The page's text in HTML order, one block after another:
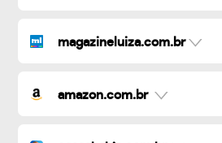
magazineluiza.com.br
amazon.com.br